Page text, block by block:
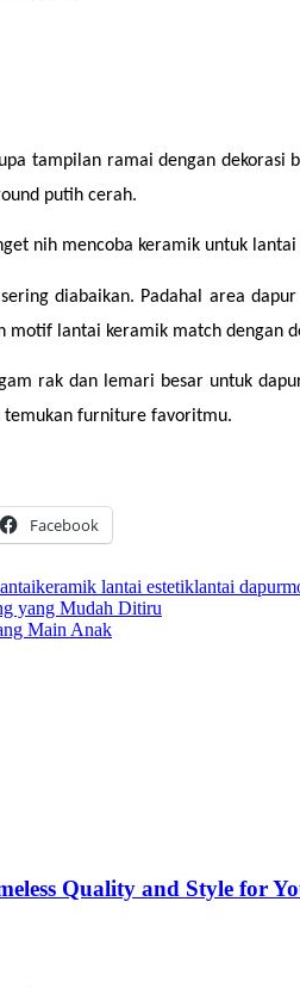
tampilan ramai dengan
putih cerah.
nih mencoba keramik untuk
diabaikan. Padahal area
motif lantai keramik match dengan
rak dan lemari besar untuk
temukan furniture favoritmu.
Facebook
keramik lantai estetiklantai dapur
yang Mudah Ditiru
Main Anak
Quality and Style for